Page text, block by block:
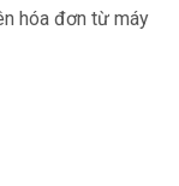
hóa đơn từ máy